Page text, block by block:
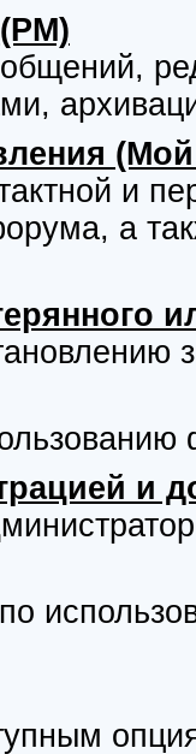
и
а
и